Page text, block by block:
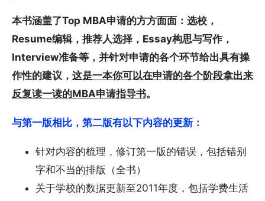
本书涵盖了Top MBA申请的方方面面：选校，
Resume编辑，推荐人选择，Essay构思与写作，
Interview准备等，并针对申请的各个环节给出具有操
作性的建议， 这是一本你可以在申请的各个阶段拿出来
反复读一读的MBA申请指导书。
与第一版相比，第二版有以下内容的更新：
针对内容的梳理，修订第一版的错误，包括错别
字和不当的排版（全书）
关于学校的数据更新至2011年度，包括学费生活